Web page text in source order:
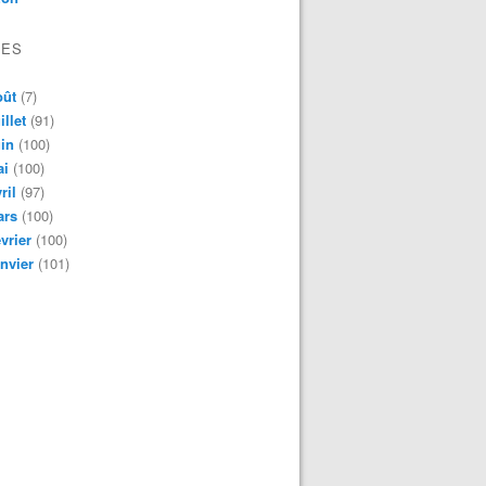
(7)
(91)
(100)
(100)
(97)
(100)
(100)
(101)